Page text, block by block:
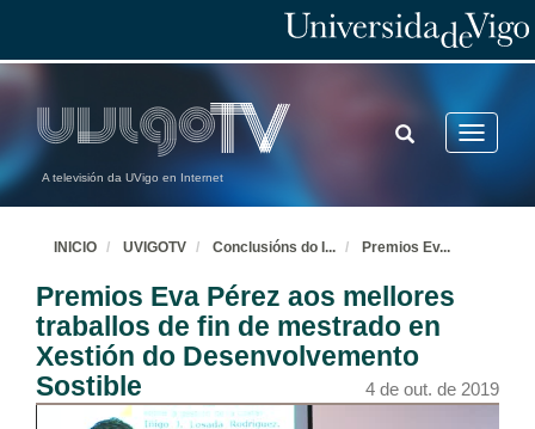
A televisión da UVigo en Internet
Toggle
TOGGLE
SEARCH
INICIO UVIGOTV Conclusións do I ... Premios Ev...
Premios Eva Pérez aos mellores
traballos de fin de mestrado en
Xestión do Desenvolvemento
Sostible
4 de out. de 2019